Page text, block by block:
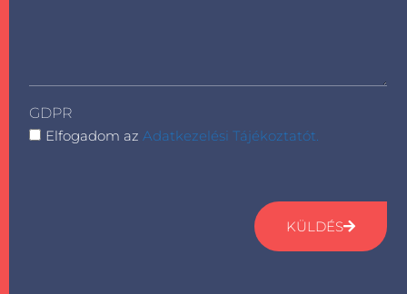
GDPR
Elfogadom azAdatkezelési Tájékoztatót.
KÜLDÉS